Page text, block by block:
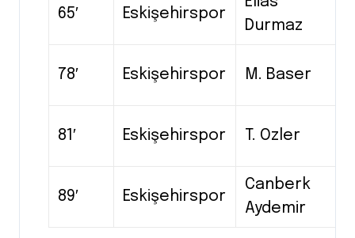
65′ Eskişehirspor
Durmaz
78′ Eskişehirspor M. Baser
81′ Eskişehirspor T. Ozler
89′ Eskişehirspor
Canberk
Aydemir